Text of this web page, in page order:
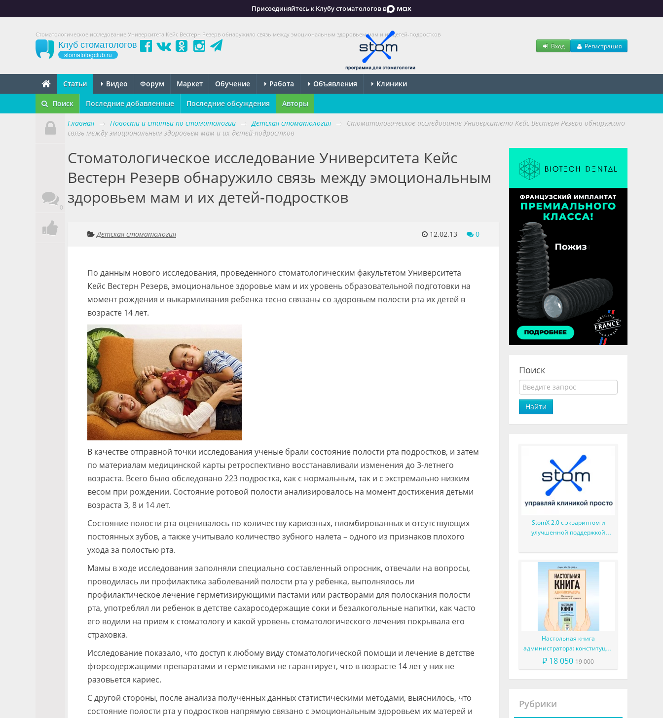
Присоединяйтесь к Клубу стоматологов в
Стоматологическое исследование Университета Кейс Вестерн Резерв обнаружило связь между эмоциональным здоровьем мам и их детей-подростков
Клуб стоматологов
stomatologclub.ru
Вход Регистрация
Статьи Видео Форум Маркет Обучение Работа Объявления Клиники
Поиск Последние добавленные Последние обсуждения Авторы
0
Главная → Новости и статьи по стоматологии → Детская стоматология →
Стоматологическое исследование Университета Кейс Вестерн Резерв обнаружило
связь между эмоциональным здоровьем мам и их детей-подростков
Стоматологическое исследование Университета Кейс
Вестерн Резерв обнаружило связь между эмоциональным
здоровьем мам и их детей-подростков
Детская стоматология 12.02.13 0
По данным нового исследования, проведенного стоматологическим факультетом Университета
Кейс Вестерн Резерв, эмоциональное здоровье мам и их уровень образовательной подготовки на
момент рождения и выкармливания ребенка тесно связаны со здоровьем полости рта их детей в
возрасте 14 лет.
В качестве отправной точки исследования ученые брали состояние полости рта подростков, и затем
по материалам медицинской карты ретроспективно восстанавливали изменения до 3-летнего
возраста. Всего было обследовано 223 подростка, как с нормальным, так и с экстремально низким
весом при рождении. Состояние ротовой полости анализировалось на момент достижения детьми
возраста 3, 8 и 14 лет.
Состояние полости рта оценивалось по количеству кариозных, пломбированных и отсутствующих
постоянных зубов, а также учитывало количество зубного налета – одного из признаков плохого
ухода за полостью рта.
Мамы в ходе исследования заполняли специально составленный опросник, отвечали на вопросы,
проводилась ли профилактика заболеваний полости рта у ребенка, выполнялось ли
профилактическое лечение герметизирующими пастами или растворами для полоскания полости
рта, употреблял ли ребенок в детстве сахаросодержащие соки и безалкогольные напитки, как часто
его водили на прием к стоматологу и какой уровень стоматологического лечения покрывала его
страховка.
Исследование показало, что доступ к любому виду стоматологической помощи и лечение в детстве
фторсодержащими препаратами и герметиками не гарантирует, что в возрасте 14 лет у них не
разовьется кариес.
С другой стороны, после анализа полученных данных статистическими методами, выяснилось, что
состояние полости рта у подростков напрямую связано с эмоциональным здоровьем их матерей и
Поиск
Найти
StomX 2.0 с экварингом и
улучшенной поддержкой
Настольная книга
администратора: конституция
вашего ресепшена
₽ 18 050 19 000
Рубрики